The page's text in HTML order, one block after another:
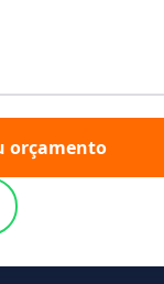
orçamento